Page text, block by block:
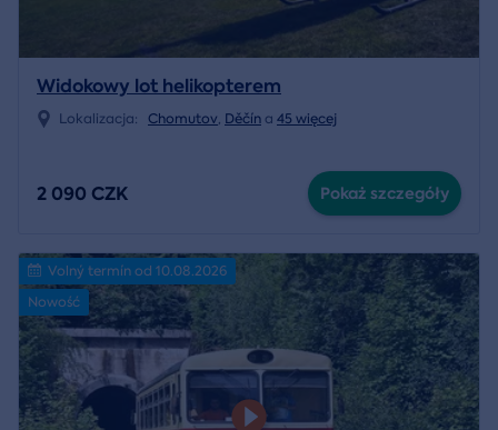
Widokowy lot helikopterem
Lokalizacja: Chomutov, Děčín a 45 więcej
2 090 CZK Pokaż szczegóły
Volný termín od 10.08.2026
Nowość